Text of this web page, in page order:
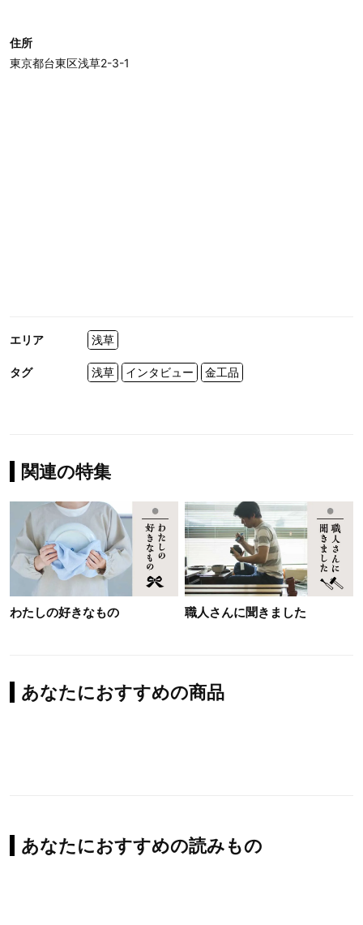
住所
東京都台東区浅草2-3-1
エリア 浅草
タグ 浅草 インタビュー 金工品
関連の特集
わたしの好きなもの 職人さんに聞きました
あなたにおすすめの商品
あなたにおすすめの読みもの